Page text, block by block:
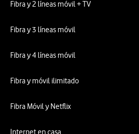
Fibra y 2 líneas móvil + TV
Fibra y 3 líneas móvil
Fibra y 4 líneas móvil
Fibra y móvil ilimitado
Fibra Móvil y Netflix
Internet en casa